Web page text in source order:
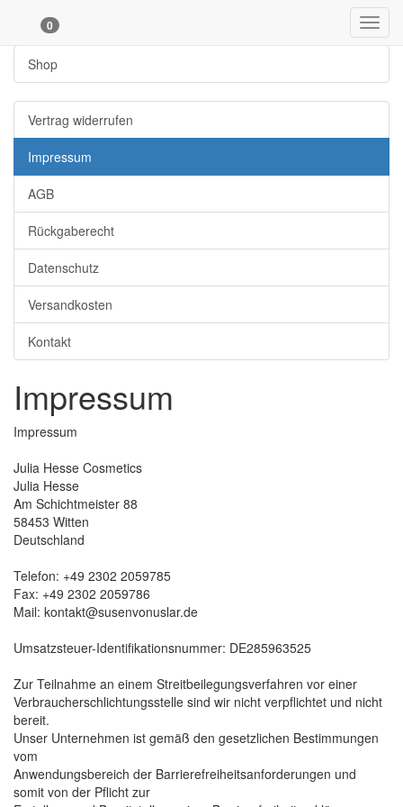
0
Shop
Vertrag widerrufen
Impressum
AGB
Rückgaberecht
Datenschutz
Versandkosten
Kontakt
Impressum
Impressum
Julia Hesse Cosmetics
Julia Hesse
Am Schichtmeister 88
58453 Witten
Deutschland
Telefon: +49 2302 2059785
Fax: +49 2302 2059786
Mail: kontakt@susenvonuslar.de
Umsatzsteuer-Identifikationsnummer: DE285963525
Zur Teilnahme an einem Streitbeilegungsverfahren vor einer
Verbraucherschlichtungsstelle sind wir nicht verpflichtet und nicht
bereit.
Unser Unternehmen ist gemäß den gesetzlichen Bestimmungen
vom
Anwendungsbereich der Barrierefreiheitsanforderungen und
somit von der Pflicht zur